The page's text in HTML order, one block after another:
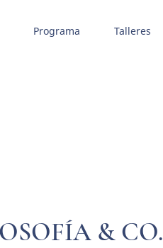
Programa Talleres
& CO.